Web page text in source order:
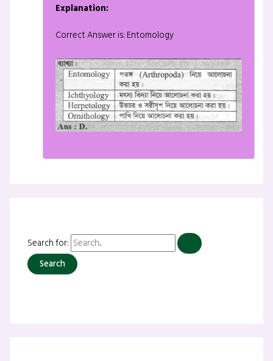
Explanation:
Correct Answer is: Entomology
Search for: